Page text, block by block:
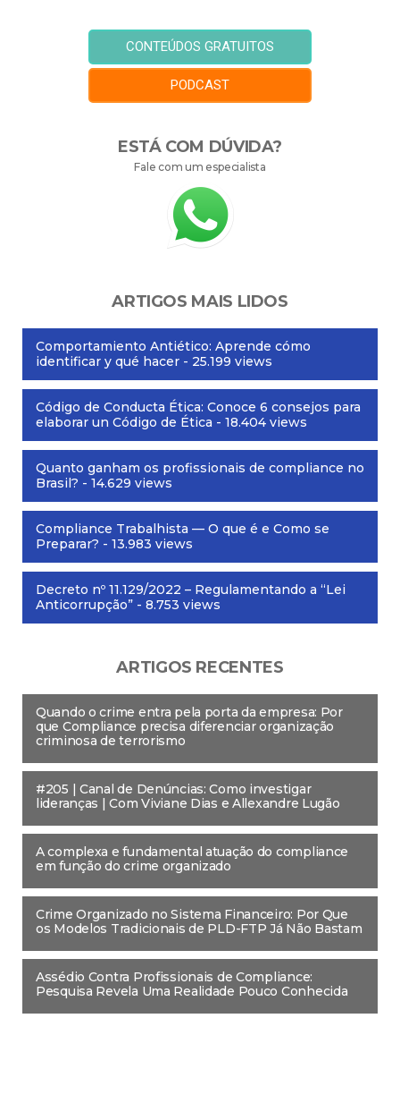
CONTEÚDOS GRATUITOS
PODCAST
ESTÁ COM DÚVIDA?
Fale com um especialista
ARTIGOS MAIS LIDOS
Comportamiento Antiético: Aprende cómo
identificar y qué hacer - 25.199 views
Código de Conducta Ética: Conoce 6 consejos para
elaborar un Código de Ética - 18.404 views
Quanto ganham os profissionais de compliance no
Brasil? - 14.629 views
Compliance Trabalhista — O que é e Como se
Preparar? - 13.983 views
Decreto nº 11.129/2022 – Regulamentando a “Lei
Anticorrupção” - 8.753 views
ARTIGOS RECENTES
Quando o crime entra pela porta da empresa: Por
que Compliance precisa diferenciar organização
criminosa de terrorismo
#205 | Canal de Denúncias: Como investigar
lideranças | Com Viviane Dias e Allexandre Lugão
A complexa e fundamental atuação do compliance
em função do crime organizado
Crime Organizado no Sistema Financeiro: Por Que
os Modelos Tradicionais de PLD-FTP Já Não Bastam
Assédio Contra Profissionais de Compliance:
Pesquisa Revela Uma Realidade Pouco Conhecida